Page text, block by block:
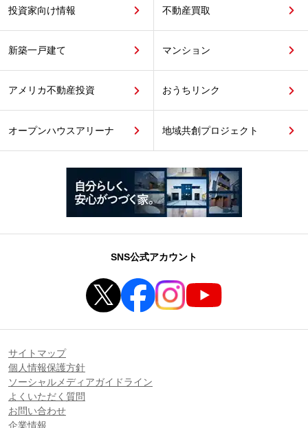
投資家向け情報 不動産買取
新築一戸建て マンション
アメリカ不動産投資 おうちリンク
オープンハウスアリーナ 地域共創プロジェクト
SNS公式アカウント
サイトマップ
個人情報保護方針
ソーシャルメディアガイドライン
よくいただく質問
お問い合わせ
企業情報